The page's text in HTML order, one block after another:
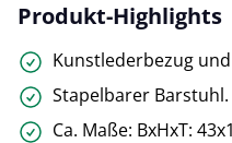
Produkt-Highlights
Kunstlederbezug
Stapelbarer Barstuhl.
Ca. Maße: BxHxT: